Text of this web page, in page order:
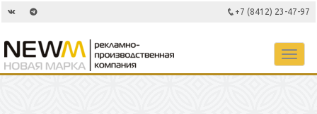
+7 (8412) 23-47-97